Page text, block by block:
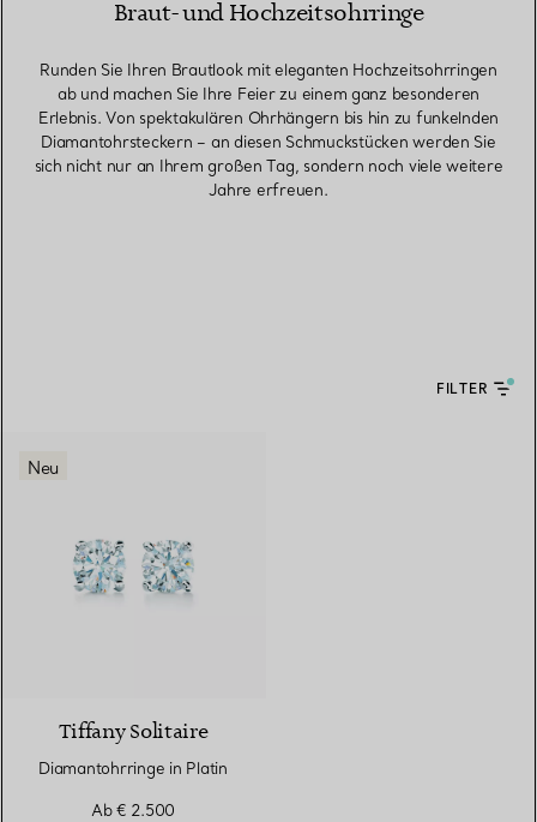
Braut- und Hochzeitsohrringe
Runden Sie Ihren Brautlook mit eleganten Hochzeitsohrringen
ab und machen Sie Ihre Feier zu einem ganz besonderen
Erlebnis. Von spektakulären Ohrhängern bis hin zu funkelnden
Diamantohrsteckern – an diesen Schmuckstücken werden Sie
sich nicht nur an Ihrem großen Tag, sondern noch viele weitere
Jahre erfreuen.
FILTER
Neu
Tiffany Solitaire
Diamantohrringe in Platin
Ab € 2.500